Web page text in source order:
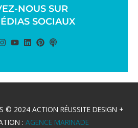
NOUS SUR
SOCIAUX
© 2024 ACTION RÉUSSITE DESIGN +
: AGENCE MARINADE